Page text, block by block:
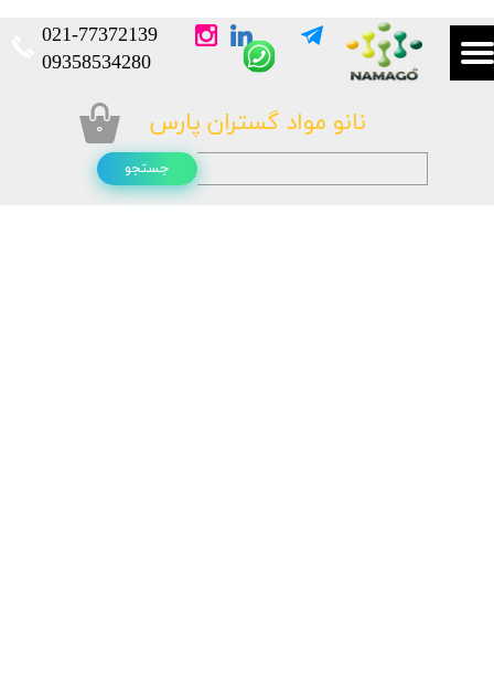
نانو مواد گستران پارس
021-77372139​​​​​​​
​​​​​​​09358534280
جستجو
۰